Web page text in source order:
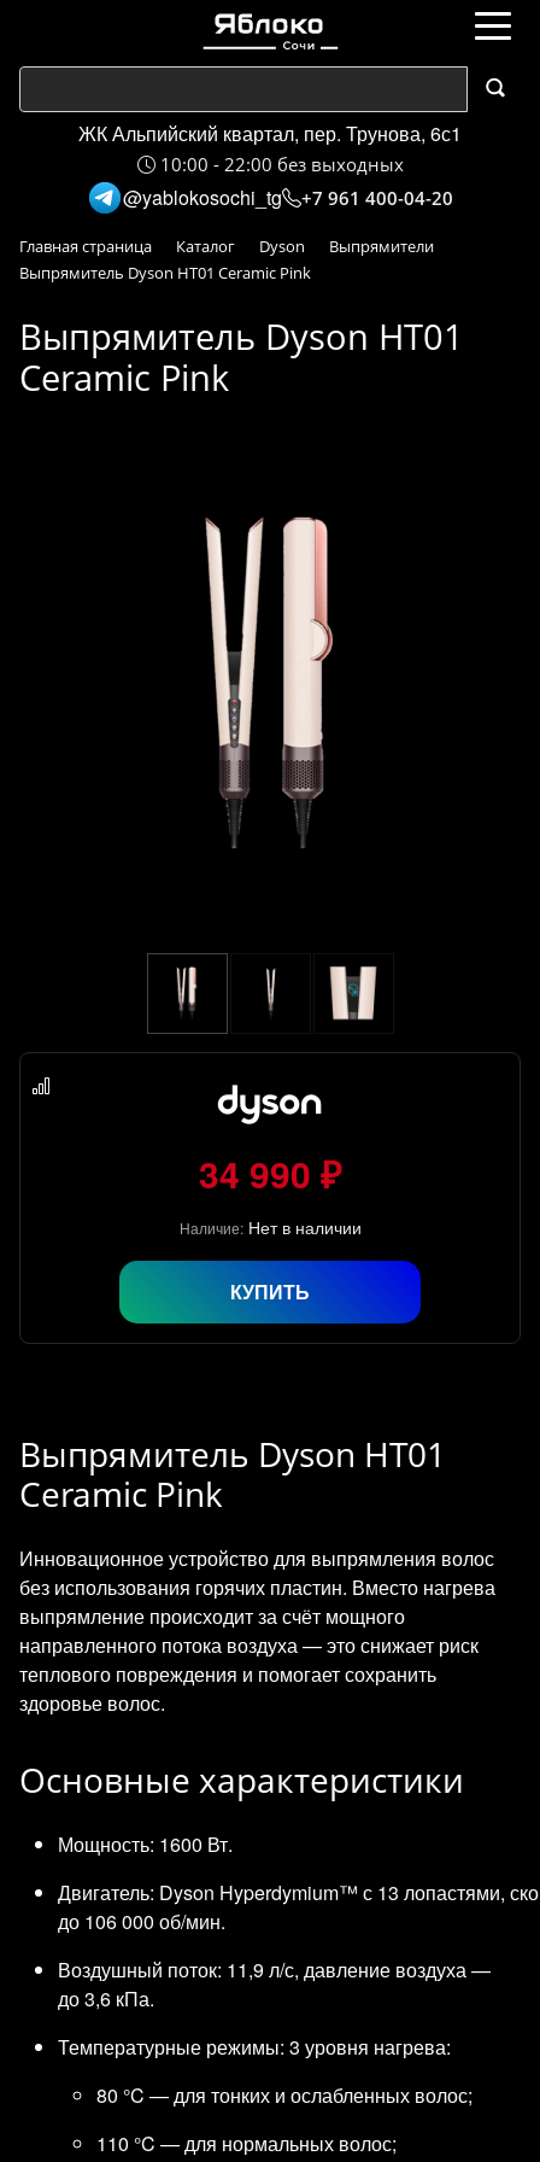
ЖК Альпийский квартал, пер. Трунова, 6с1
10:00 - 22:00 без выходных
@yablokosochi_tg +7 961 400-04-20
Главная страница Каталог Dyson
Выпрямители
Выпрямитель Dyson HT01 Ceramic Pink
Выпрямитель Dyson HT01
Ceramic Pink
34 990 ₽
Наличие: Нет в наличии
КУПИТЬ
Выпрямитель Dyson HT01
Ceramic Pink
Инновационное устройство для выпрямления волос
без использования горячих пластин. Вместо нагрева
выпрямление происходит за счёт мощного
направленного потока воздуха — это снижает риск
теплового повреждения и помогает сохранить
здоровье волос.
Основные характеристики
Мощность: 1600 Вт.
Двигатель: Dyson Hyperdymium™ с 13 лопастями,
до 106 000 об/мин.
Воздушный поток: 11,9 л/с, давление воздуха —
до 3,6 кПа.
Температурные режимы: 3 уровня нагрева:
80 °C — для тонких и ослабленных волос;
110 °C — для нормальных волос;